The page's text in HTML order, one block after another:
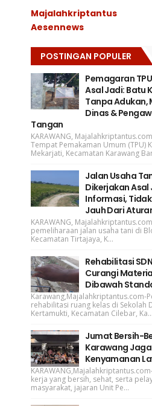
Majalahkriptantus
Aesennews
POSTINGAN POPULER
Pemagaran
Asal Jadi: Batu
Tanpa Adukan,
Dinas &
Tangan
KARAWANG,
Tempat Pemakaman Umum (TPU)
Mekarjati, Kecamatan Karawang
Jalan Usaha
Dikerjakan
Informasi,
Jauh Dari
KARAWANG,
pemeliharaan jalan usaha tani di
Kecamatan Tirtajaya, K...
Rehabilitasi
Curangi
Dibawah
Karawang,Majalahkriptantus.com-
rehabilitasi ruang kelas di Sekolah
Kertamukti, Kecamatan Cilebar, Ka...
Jumat Bersih-
Karawang
Kenyamanan
kerja yang bersih, sehat, serta
masyarakat, jajaran Unit Pe...